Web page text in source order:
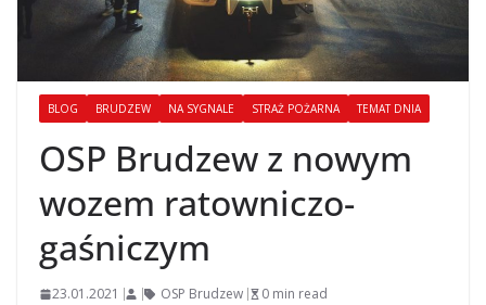
BLOG BRUDZEW NA SYGNALE STRAŻ POŻARNA TEMAT DNIA
OSP Brudzew z nowym
wozem ratowniczo-
gaśniczym
23.01.2021 OSP Brudzew 0 min read